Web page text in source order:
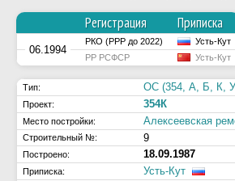
Регистрация Приписка
06.1994
РКО (РРР до 2022)
Усть-Кут
РР РСФСР
Усть-Кут
Тип: ОС (354, А, Б, К,
Проект: 354К
Место постройки: Алексеевская
Строительный №: 9
Построено: 18.09.1987
Приписка: Усть-Кут